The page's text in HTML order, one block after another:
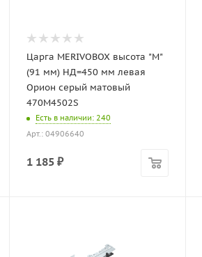
Царга MERIVOBOX высота "M"
(91 мм) НД=450 мм левая
Орион серый матовый
470M4502S
Есть в наличии: 240
Арт.: 04906640
1 185 ₽